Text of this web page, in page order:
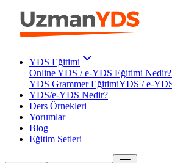
YDS Eğitimi
Online YDS / e-YDS Eğitimi Nedir?
YDS Grammer EğitimiYDS / e-
YDS/e-YDS Nedir?
Ders Örnekleri
Yorumlar
Blog
Eğitim Setleri